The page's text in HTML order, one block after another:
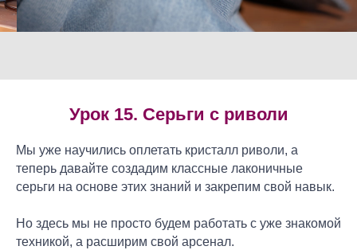
Урок 15. Серьги с риволи
Мы уже научились оплетать кристалл риволи, а
теперь давайте создадим классные лаконичные
серьги на основе этих знаний и закрепим свой навык.
Но здесь мы не просто будем работать с уже знакомой
техникой, а расширим свой арсенал.